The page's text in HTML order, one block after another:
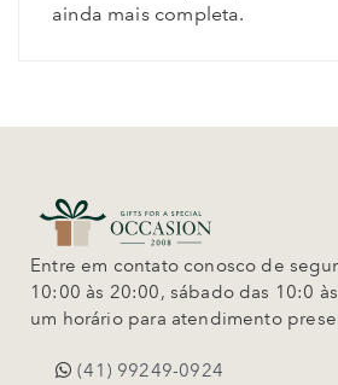
ainda mais completa.
Entre em contato conosco de
10:00 às 20:00, sábado das 10:0
um horário para atendimento
(41) 99249-0924